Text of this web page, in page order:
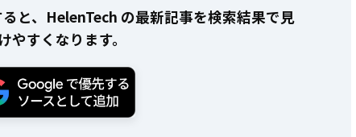
ると、HelenTech の最新記事を検索結果で見
やすくなります。